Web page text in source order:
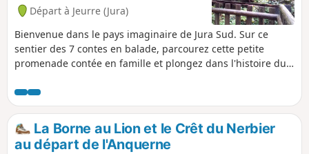
Départ à Jeurre (Jura)
Bienvenue dans le pays imaginaire de Jura Sud. Sur ce
sentier des 7 contes en balade, parcourez cette petite
promenade contée en famille et plongez dans l'histoire du
d’entrée (sous la forme d’un livre géant), sur laquelle est
inscrit le type d’objet que vous allez devoir rechercher et
suivre durant toute la balade. Franchissez cette porte pour
ainsi pénétrer dans un univers empreint de mystères.
La Borne au Lion et le Crêt du Nerbier
au départ de l'Anquerne